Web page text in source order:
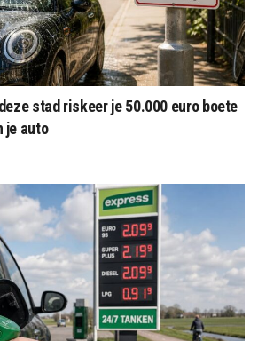
stad riskeer je 50.000 euro boete
je auto